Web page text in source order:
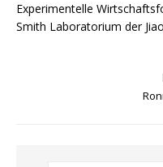
Experimentelle
Smith Laboratorium der